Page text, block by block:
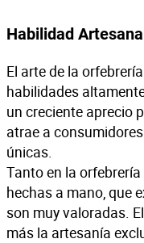
Habilidad
El arte de la
habilidades
un creciente aprecio
atrae a
únicas.
Tanto en la
hechas a mano, que
son muy valoradas.
más la artesanía